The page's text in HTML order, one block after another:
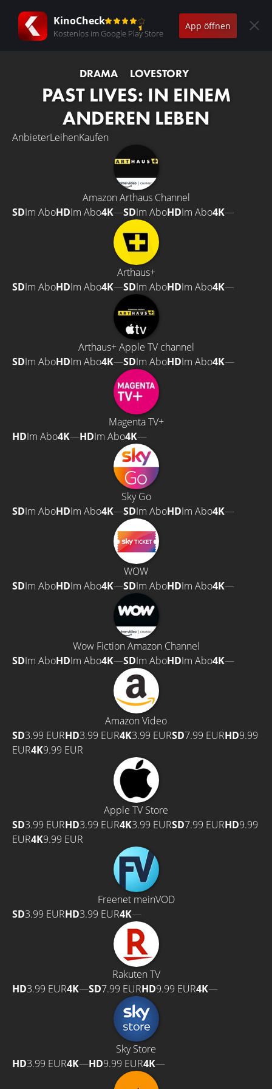
KinoCheck
Kostenlos im Google Play Store
App öffnen
DRAMA LOVESTORY
PAST LIVES: IN EINEM
ANDEREN LEBEN
AnbieterLeihenKaufen
Amazon Arthaus Channel
SDIm AboHDIm Abo4K—SDIm AboHDIm Abo4K—
Arthaus+
SDIm AboHDIm Abo4K—SDIm AboHDIm Abo4K—
Arthaus+ Apple TV channel
SDIm AboHDIm Abo4K—SDIm AboHDIm Abo4K—
Magenta TV+
HDIm Abo4K—HDIm Abo4K—
Sky Go
SDIm AboHDIm Abo4K—SDIm AboHDIm Abo4K—
WOW
SDIm AboHDIm Abo4K—SDIm AboHDIm Abo4K—
Wow Fiction Amazon Channel
SDIm AboHDIm Abo4K—SDIm AboHDIm Abo4K—
Amazon Video
SD3.99 EURHD3.99 EUR4K3.99 EURSD7.99 EURHD9.99
EUR4K9.99 EUR
Apple TV Store
SD3.99 EURHD3.99 EUR4K3.99 EURSD7.99 EURHD9.99
EUR4K9.99 EUR
Freenet meinVOD
SD3.99 EURHD3.99 EUR4K—
Rakuten TV
HD3.99 EUR4K—SD7.99 EURHD9.99 EUR4K—
Sky Store
HD3.99 EUR4K—HD9.99 EUR4K—